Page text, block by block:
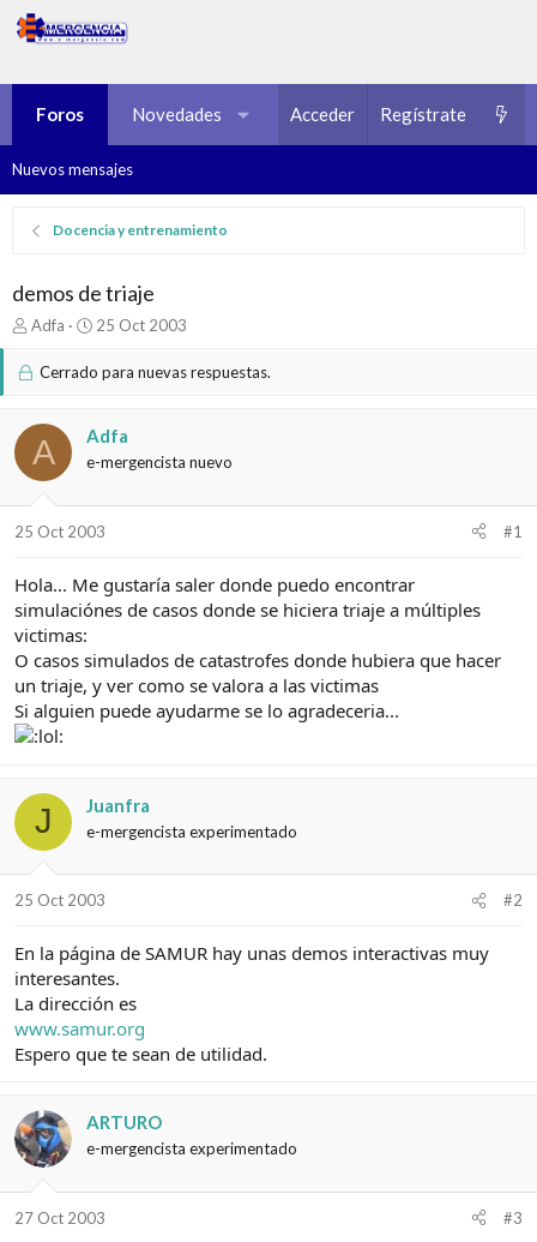
Foros Novedades Multimedia Recursos
Acceder Regístrate
Nuevos mensajes
Docencia y entrenamiento
demos de triaje
I
i
a
d
o
e
t
e
m
a
Adfa
F
c
d
c
o
25 Oct 2003
Cerrado para nuevas respuestas.
A Adfa
e-mergencista nuevo
25 Oct 2003 #1
Hola... Me gustaría saler donde puedo encontrar
simulaciónes de casos donde se hiciera triaje a múltiples
victimas:
O casos simulados de catastrofes donde hubiera que hacer
un triaje, y ver como se valora a las victimas
Si alguien puede ayudarme se lo agradeceria...
J Juanfra
e-mergencista experimentado
25 Oct 2003 #2
En la página de SAMUR hay unas demos interactivas muy
interesantes.
La dirección es
www.samur.org
Espero que te sean de utilidad.
ARTURO
e-mergencista experimentado
27 Oct 2003 #3